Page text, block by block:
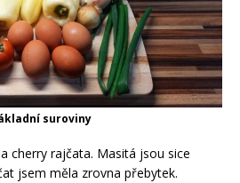
suroviny
cherry rajčata. Masitá jsou sice
jsem měla zrovna přebytek.